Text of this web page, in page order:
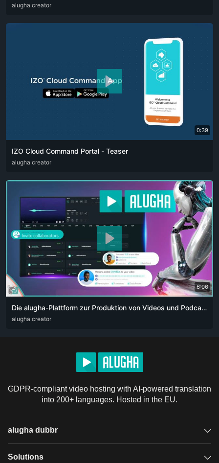
ARA CAT DEU
alugha creator
0:39
IZO Cloud Command Portal - Teaser
ARA ENG FRA
alugha creator
6:06
Die alugha-Plattform zur Produktion von Videos und Podcasts für Content-Creator. Die Revolution der künstlichen Intelligenz 👏🏻
ARA DEU ENG
alugha creator
GDPR-compliant video hosting with AI-powered translation
into 200+ languages. Hosted in the EU.
alugha dubbr
Overview
Solutions